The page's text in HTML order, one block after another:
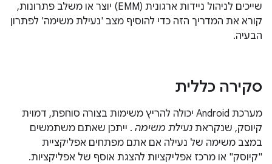
שייכים לניהול ניידות ארגונית (EMM) יוצר או משלב פתרונות,
קורא את המדריך הזה כדי להוסיף מצב 'נעילת משימה' לפתרון
הבעיה.
סקירה כללית
מערכת Android יכולה להריץ משימות בצורה סוחפת, דמוית
קיוסק, שנקראת נעילת משימה . ייתכן שאתם משתמשים
במצב משימה של נעילה אם אתם מפתחים אפליקציית
"קיוסק" או מרכז אפליקציות להצגת אוסף של אפליקציות.